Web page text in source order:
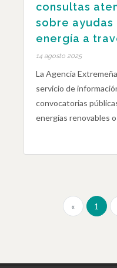
consultas
sobre ayudas
energía a
14 agosto 2025
La Agencia
servicio de
convocatorias
energías renovables
« 1